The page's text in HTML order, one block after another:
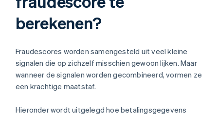
berekenen?
Fraudescores worden samengesteld uit veel kleine
signalen die op zichzelf misschien gewoon lijken. Maar
wanneer de signalen worden gecombineerd, vormen ze
een krachtige maatstaf.
Hieronder wordt uitgelegd hoe betalingsgegevens